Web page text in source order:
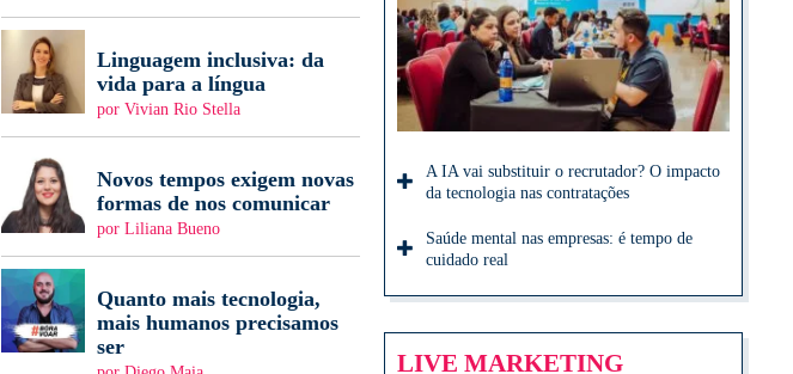
Linguagem inclusiva: da
vida para a língua
por Vivian Rio Stella
Novos tempos exigem novas
formas de nos comunicar
por Liliana Bueno
Quanto mais tecnologia,
mais humanos precisamos
ser
A IA vai substituir o recrutador? O impacto
da tecnologia nas contratações
Saúde mental nas empresas: é tempo de
cuidado real
LIVE MARKETING